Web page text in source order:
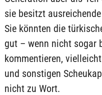
sie besitzt
Sie könnten die
gut – wenn nicht sogar
kommentieren,
und sonstigen
nicht zu Wort.